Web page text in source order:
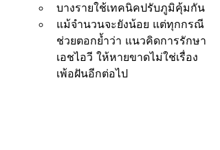
บางรายใช้เทคนิคปรับภูมิคุ้มกัน
แม้จำนวนจะยังน้อย แต่ทุกกรณี
ช่วยตอกย้ำว่า แนวคิดการรักษา
เอชไอวี ให้หายขาดไม่ใช่เรื่อง
เพ้อฝันอีกต่อไป